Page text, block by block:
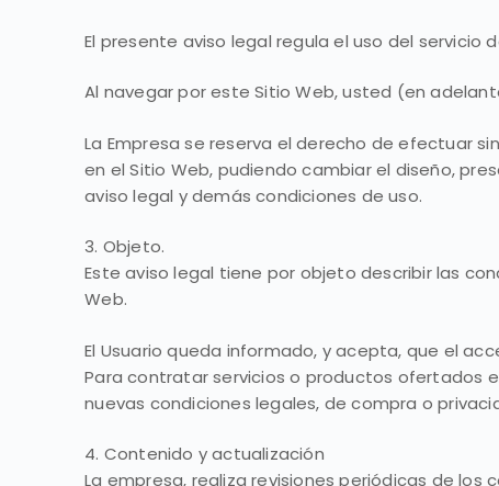
El presente aviso legal regula el uso del servicio
Al navegar por este Sitio Web, usted (en
La Empresa se reserva el derecho de efectuar
en el Sitio Web, pudiendo cambiar el diseño,
aviso legal y demás condiciones de uso.
3. Objeto.
Este aviso legal tiene por objeto describir las
Web.
El Usuario queda informado, y acepta, que el
Para contratar servicios o productos ofertados
nuevas condiciones legales, de compra o
4. Contenido y actualización
La empresa, realiza revisiones periódicas de